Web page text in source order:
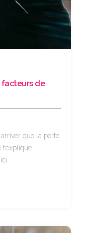
facteurs de
que la perte